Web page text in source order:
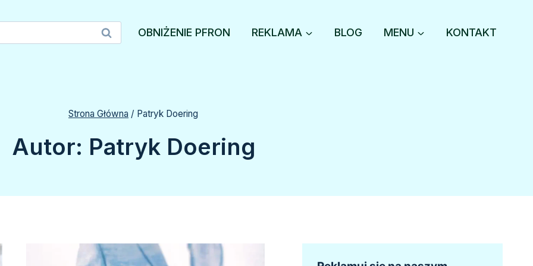
OBNIŻENIE PFRON REKLAMA BLOG MENU KONTAKT
Strona Główna / Patryk Doering
Autor: Patryk Doering